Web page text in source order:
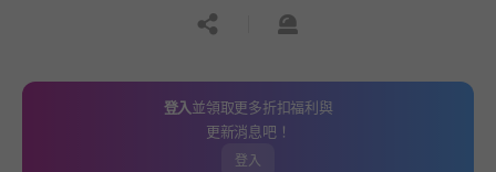
공유하기신고하기
登入並領取更多折扣福利與
更新消息吧！
登入